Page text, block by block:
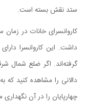
ستد نقش بسته است.
کاروانسرای خانات در زمان
داشت. این کاروانسرا
گرفته‌اند. اگر ضلع شمال
دالانی را مشاهده کنید که
چهارپایان را در آن نگهداری